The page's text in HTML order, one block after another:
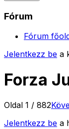
Fórum
Fórum
Jelentkezz be a
Forza
Oldal 1 / 882
Jelentkezz be a